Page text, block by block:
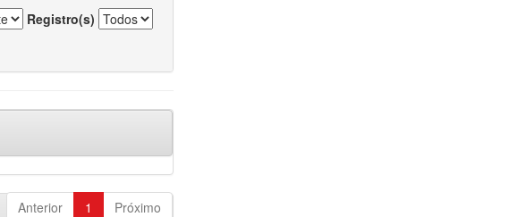
Registro(s)
Anterior 1 Próximo